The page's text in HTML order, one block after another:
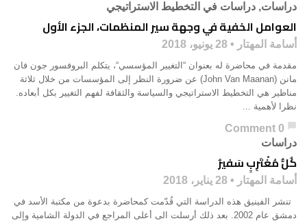
دراسات, دراسات في التخطيط الاستراتيجي
العوامل الخفية في وجهة سير المنظمات، الجزء الأول
أسامة المهتار 28 يونيو، 2018
مقدمة في محاضرة له بعنوان “التغيير المؤسسي“، يتكلم البروفسور جون فان
مانن (John Van Maanan) عن ضرورة النظر إلى المؤسسات من خلال ثلاثة
مناظير هي التخطيط الاستراتيجي والسياسة والثقافة لفهم التغيير بكل أبعاده.
نظرا لأهمية ...
chat_bubble
0 Comment
دراسات
كُلُّ مُغْتَرِبٍ سَفيرٌ
أسامة المهتار 28 يناير، 2018
تنشر الفينيق هذه الدراسة التي قُدّمت كمحاضرة بدعوة من مكتبة الأسد في
دمشق عام 2002. بعد ذلك أرسلت الى أعلى المراجع في الدولة الشامية وإلى